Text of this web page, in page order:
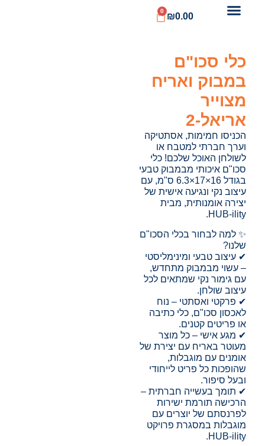
₪0.00
0
כלי סכו"ם
במבוק ואריח
מצוייר
אריאל-2
הכניסו חמימות, אסתטיקה
וערך חברתי למטבח או
לשולחן האוכל שלכם! כלי
סכו"ם איכותי מבמבוק טבעי
בגודל 16×17×6.3 ס"מ, עם
עיצוב נקי ונגיעה אישית של
יצירה אומנותית, מבית
HUB-ility.
✨ למה לבחור בכלי הסכו"ם
שלנו?
✔ עיצוב טבעי ומינימליסטי
– עשוי מבמבוק מתחדש,
עם גימור נקי שמתאים לכל
עיצוב שולחן.
✔ פרקטי ואסתטי – נוח
לאכסון סכו"ם, כלי כתיבה
או פריטים קטנים.
✔ מגע אישי – כל מוצר
מעוטר באריח עם יצירת של
אומנים עם מוגבלות,
שהופכות כל פריט לייחודי
ובעל סיפור.
✔ תומך בעשייה חברתית –
הרכישה תורמת ישירות
לפרנסתם של יוצרים עם
מוגבלות במסגרת פרויקט
HUB-ility.